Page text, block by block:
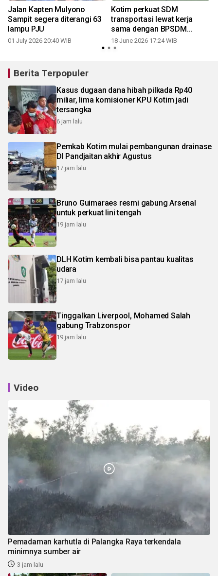
Jalan Kapten Mulyono
Sampit segera diterangi 63
lampu PJU
01 July 2026 20:40 WIB
Kotim perkuat SDM
transportasi lewat kerja
sama dengan BPSDM
Kemenhub
18 June 2026 17:24 WIB
Berita Terpopuler
Kasus dugaan dana hibah pilkada Rp40
miliar, lima komisioner KPU Kotim jadi
tersangka
6 jam lalu
Pemkab Kotim mulai pembangunan drainase
DI Pandjaitan akhir Agustus
17 jam lalu
Bruno Guimaraes resmi gabung Arsenal
untuk perkuat lini tengah
19 jam lalu
DLH Kotim kembali bisa pantau kualitas
udara
17 jam lalu
Tinggalkan Liverpool, Mohamed Salah
gabung Trabzonspor
19 jam lalu
Video
Pemadaman karhutla di Palangka Raya terkendala
minimnya sumber air
3 jam lalu